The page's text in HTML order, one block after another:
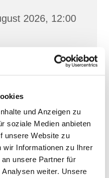
und Anzeigen zu
soziale Medien anbieten
unsere Website zu
wir Informationen zu Ihrer
unsere Partner für
weiter. Unsere
2026, 12:00
Sellin, Hochufer /